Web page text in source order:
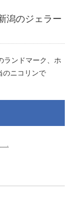
潟のジェラー
ンドマーク、ホ
のニコリンで